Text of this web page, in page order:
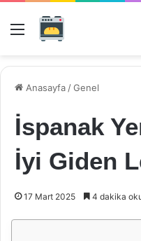
Menü
Anasayfa /Genel
İspanak
İyi Giden
17 Mart 2025 4 dakika